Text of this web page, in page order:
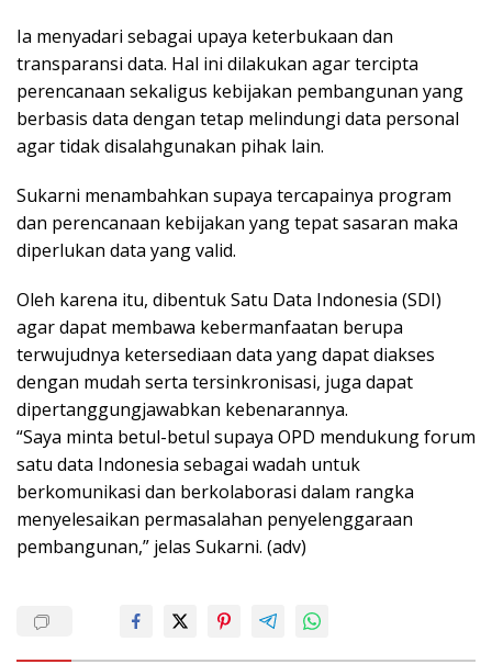
Ia menyadari sebagai upaya keterbukaan dan
transparansi data. Hal ini dilakukan agar tercipta
perencanaan sekaligus kebijakan pembangunan yang
berbasis data dengan tetap melindungi data personal
agar tidak disalahgunakan pihak lain.
Sukarni menambahkan supaya tercapainya program
dan perencanaan kebijakan yang tepat sasaran maka
diperlukan data yang valid.
Oleh karena itu, dibentuk Satu Data Indonesia (SDI)
agar dapat membawa kebermanfaatan berupa
terwujudnya ketersediaan data yang dapat diakses
dengan mudah serta tersinkronisasi, juga dapat
dipertanggungjawabkan kebenarannya.
“Saya minta betul-betul supaya OPD mendukung forum
satu data Indonesia sebagai wadah untuk
berkomunikasi dan berkolaborasi dalam rangka
menyelesaikan permasalahan penyelenggaraan
pembangunan,” jelas Sukarni. (adv)